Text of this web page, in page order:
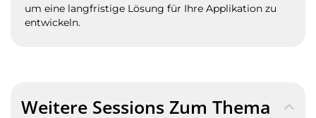
um eine langfristige Lösung für Ihre Applikation zu
entwickeln.
Weitere Sessions Zum Thema